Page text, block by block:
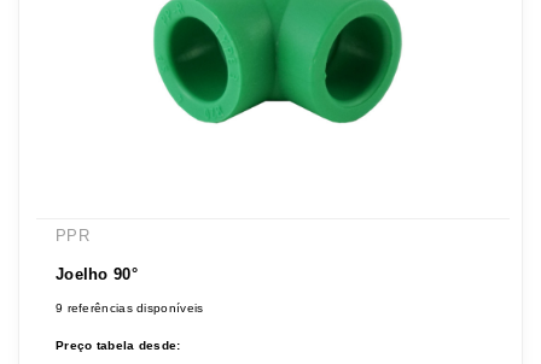
PPR
Joelho 90°
9 referências disponíveis
Preço tabela desde: